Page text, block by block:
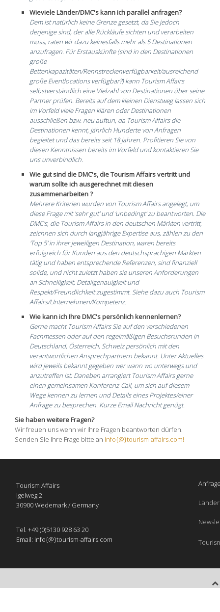
Wieviele Länder/DMC's kann ich parallel anfragen?
Dem ist natürlich keine Grenze gesetzt, da Sie jedoch
derjenige sind, der alle Rückläufe sichten und verarbeiten
muss, raten wir dazu keinesfalls mehr als 5 Destinationen
anzufragen. Für Erstauskünfte (sind in den Destinationen
große
Bettenkapazitäten/Rennstreckenverfügbarkeit/ausreichend
große Eventlocations verfügbar?) kann Tourism Affairs
selbstverständlich eine Vielzahl von Destinationen über seine
Partner prüfen. Bereits auf dem kleinen Dienstweg lassen sich
im Vorfeld viele Fragen klären oder Destinationen
ausschließen bzw. neu auftun, da Tourism Affairs die
Destinationen kennt, jährlich Hunderte von Anfragen
begleitet und das bereits seit 18 Jahren. Profitieren Sie von
diesen Kenntnissen bereits im Vorfeld und kontaktieren Sie
uns unverbindlich.
Wie gut sind die DMC's, die Tourism Affairs vertritt und
warum sollte ich ausgerechnet mit diesen
zusammenarbeiten ?
Mehrere Kriterien wurden von Tourism Affairs angelegt, um
diese Frage mit 'sehr gut' und 'unbedingt' zu beantworten. Die
DMC's, die Tourism Affairs in den deutschen Märkten vertritt,
zeichnen sich durch langjährige Expertise aus, zählen zu den
'Top 5' in ihrer jeweiligen Destination, waren bereits
erfolgreich für Kunden aus den deutschsprachigen Märkten
tätig und haben entsprechende Referenzen, sind finanziell
solide, und nicht zuletzt haben sie unseren Anforderungen
an Schnelligkeit, Detailgenauigkeit und
Respekt/Freundlichkeit zugestimmt. Siehe dazu auch Tourism
Affairs/Unternehmen/Kompetenz.
Wie kann ich Ihre DMC's persönlich kennenlernen?
Gerne macht Tourism Affairs Sie auf den verschiedenen
Fachmessen oder auf den regelmäßigen Besuchsrunden in
Deutschland, Österreich, Schweiz persönlich mit den
verantwortlichen Ansprechpartnern bekannt. Unter Aktuelles
wird jeweils bekannt gegeben wer wann wo unterwegs und
anzutreffen ist. Daneben arrangiert Tourism Affairs gerne
einen gemeinsamen Konferenz-Call, um sich auf diesem
Wege kennen zu lernen und Details eines Projektes/einer
Anfrage zu besprechen. Kurze Email Nachricht genügt.
Sie haben weitere Fragen?
Wir freuen uns wenn wir Ihre Fragen beantworten dürfen.
Senden Sie Ihre Frage bitte an info{@}tourism-affairs.com!
Tourism Affairs
Igelweg 2
30900 Wedemark / Germany
Tel. +49 (0)5130 928 63 20
Email: info{@}tourism-affairs.com